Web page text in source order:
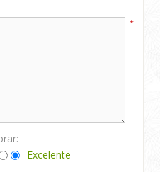
*
Excelente